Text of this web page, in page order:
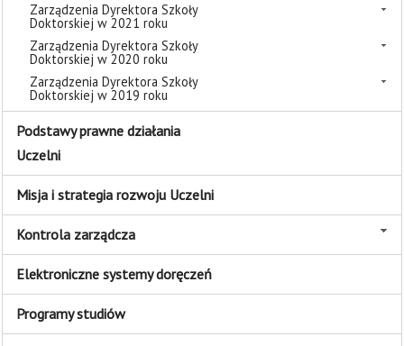
Zarządzenia Dyrektora Szkoły
Doktorskiej w 2021 roku
Zarządzenia Dyrektora Szkoły
Doktorskiej w 2020 roku
Zarządzenia Dyrektora Szkoły
Doktorskiej w 2019 roku
Podstawy prawne działania
Uczelni
Misja i strategia rozwoju Uczelni
Kontrola zarządcza
Elektroniczne systemy doręczeń
Programy studiów